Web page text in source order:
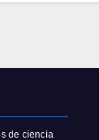
de ciencia